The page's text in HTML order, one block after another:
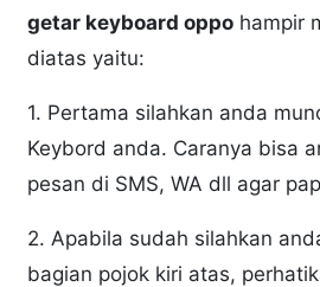
getar keyboard oppo hampir
diatas yaitu:
1. Pertama silahkan anda
Keybord anda. Caranya bisa
pesan di SMS, WA dll agar
2. Apabila sudah silahkan
bagian pojok kiri atas,